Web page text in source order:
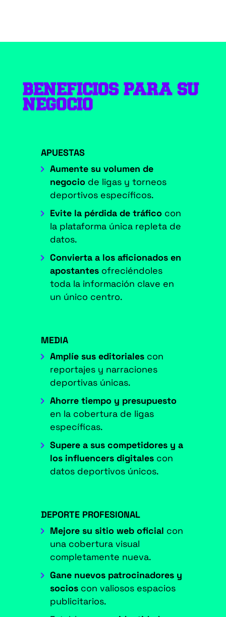
BENEFICIOS PARA SU
NEGOCIO
APUESTAS
Aumente su volumen de
negociode ligas y torneos
deportivos específicos.
Evite la pérdida de tráficocon
la plataforma única repleta de
datos.
Convierta a los aficionados en
apostantesofreciéndoles
toda la información clave en
un único centro.
MEDIA
Amplíe sus editoriales con
reportajes y narraciones
deportivas únicas.
Ahorre tiempo y presupuesto
en la cobertura de ligas
específicas.
Supere a sus competidores y a
los influencers digitalescon
datos deportivos únicos.
DEPORTE PROFESIONAL
Mejore su sitio web oficial con
una cobertura visual
completamente nueva.
Gane nuevos patrocinadores y
socioscon valiosos espacios
publicitarios.